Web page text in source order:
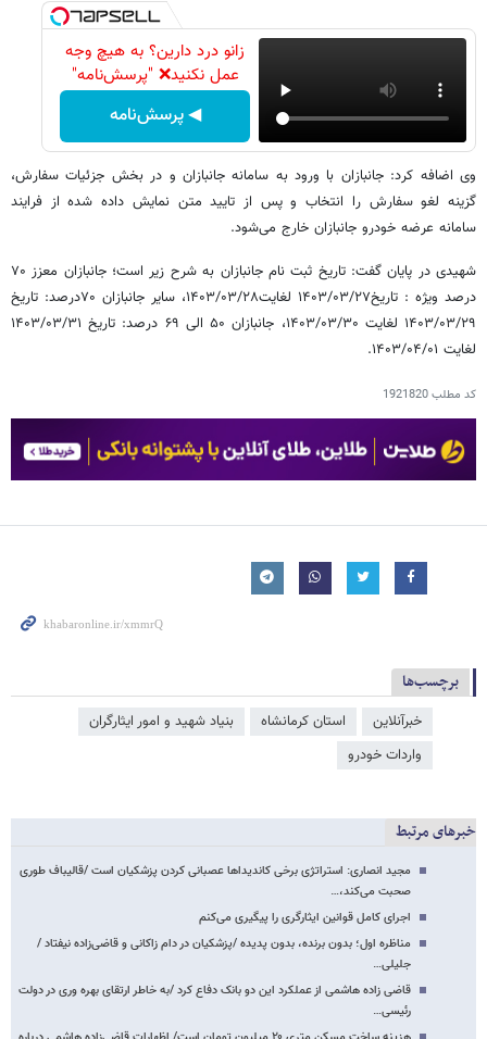
زانو درد دارین؟ به هیچ وجه
عمل نکنید❌ "پرسش‌نامه"
◀ پرسش‌نامه
وی اضافه کرد: جانبازان با ورود به سامانه جانبازان و در بخش جزئیات سفارش،
گزینه لغو سفارش را انتخاب و پس از تایید متن نمایش داده شده از فرایند
سامانه عرضه خودرو جانبازان خارج می‌شود.
شهیدی در پایان گفت: تاریخ ثبت نام جانبازان به شرح زیر است؛ جانبازان معزز ۷۰
درصد ویژه : تاریخ۱۴۰۳/۰۳/۲۷ لغایت۱۴۰۳/۰۳/۲۸، سایر جانبازان ۷۰درصد: تاریخ
۱۴۰۳/۰۳/۲۹ لغایت ۱۴۰۳/۰۳/۳۰، جانبازان ۵۰ الی ۶۹ درصد: تاریخ ۱۴۰۳/۰۳/۳۱
لغایت ۱۴۰۳/۰۴/۰۱.
کد مطلب1921820
برچسب‌ها
خبرآنلاین استان کرمانشاه
بنیاد شهید و امور ایثارگران
واردات خودرو
خبرهای مرتبط
مجید انصاری: استراتژی برخی کاندیداها عصبانی کردن پزشکیان است /قالیباف طوری
صحبت می‌کند،…
اجرای کامل قوانین ایثارگری را پیگیری می‌کنم
مناظره اول؛ بدون برنده، بدون پدیده /پزشکیان در دام زاکانی و قاضی‌زاده نیفتاد /
جلیلی…
قاضی زاده هاشمی از عملکرد این دو بانک دفاع کرد /به خاطر ارتقای بهره وری در دولت
رئیسی…